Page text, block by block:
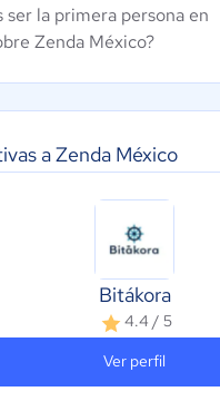
a Zenda México
Bitákora
4.4 / 5
Ver perfil
ser la primera persona en
Zenda México?